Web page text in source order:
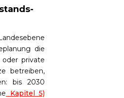
die
private
betreiben,
bis 2030
Kapitel 5)